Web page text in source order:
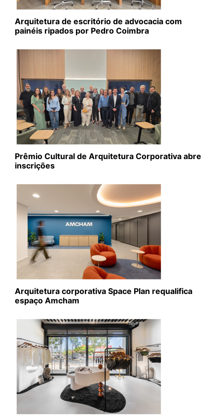
Arquitetura de escritório de advocacia com
painéis ripados por Pedro Coimbra
Prêmio Cultural de Arquitetura Corporativa abre
inscrições
Arquitetura corporativa Space Plan requalifica
espaço Amcham